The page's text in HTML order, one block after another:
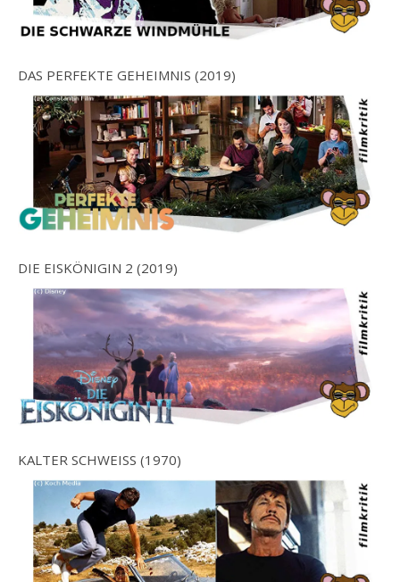
DAS PERFEKTE GEHEIMNIS (2019)
DIE EISKÖNIGIN 2 (2019)
KALTER SCHWEISS (1970)